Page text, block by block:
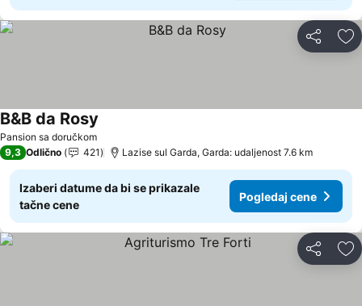
Deli
Pansion sa doručkom
B&B da Rosy
9,3 Odlično 421 Lazise sul Garda, Garda: udaljenost 7.6 km
Izaberi datume da bi se prikazale
tačne cene
Pogledaj cene
Deli